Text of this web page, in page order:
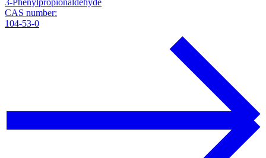
3-Phenylpropionaldehyde
CAS number:
104-53-0